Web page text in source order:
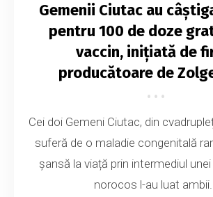
Gemenii Ciutac au
pentru 100 de doze
vaccin, inițiată de
producătoare de
Cei doi Gemeni Ciutac, din
suferă de o maladie congenitală
șansă la viață prin intermediul
norocos l-au luat